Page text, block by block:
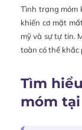
Tình trạng móm
khiến cơ mặt
mỹ và sự tự tin.
toàn có thể
Tìm
móm